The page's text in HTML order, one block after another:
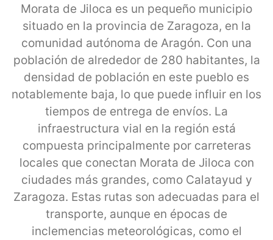
Morata de Jiloca es un pequeño municipio
situado en la provincia de Zaragoza, en la
comunidad autónoma de Aragón. Con una
población de alrededor de 280 habitantes, la
densidad de población en este pueblo es
notablemente baja, lo que puede influir en los
tiempos de entrega de envíos. La
infraestructura vial en la región está
compuesta principalmente por carreteras
locales que conectan Morata de Jiloca con
ciudades más grandes, como Calatayud y
Zaragoza. Estas rutas son adecuadas para el
transporte, aunque en épocas de
inclemencias meteorológicas, como el